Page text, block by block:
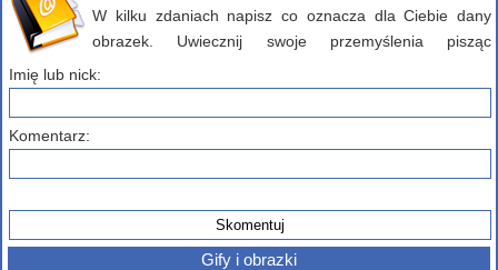
W kilku zdaniach napisz co oznacza dla Ciebie dany
obrazek. Uwiecznij swoje przemyślenia pisząc
Imię lub nick:
Komentarz:
Gify i obrazki